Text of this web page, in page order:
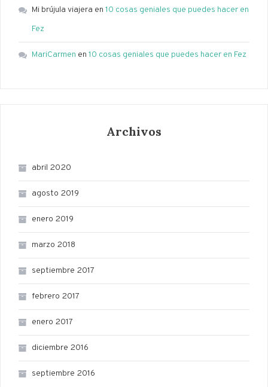
Mi brújula viajera en 10 cosas geniales que puedes hacer en
Fez
MariCarmen en 10 cosas geniales que puedes hacer en Fez
Archivos
abril 2020
agosto 2019
enero 2019
marzo 2018
septiembre 2017
febrero 2017
enero 2017
diciembre 2016
septiembre 2016